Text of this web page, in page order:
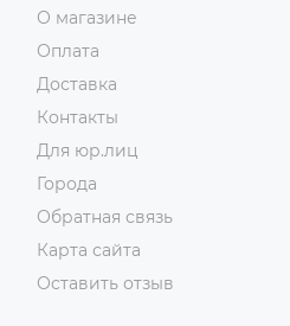
О магазине
Оплата
Доставка
Контакты
Для юр.лиц
Города
Обратная связь
Карта сайта
Оставить отзыв